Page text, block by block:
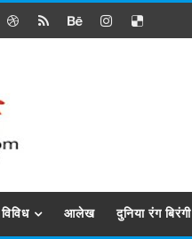
विविध आलेख दुनिया रंग बिरंगी